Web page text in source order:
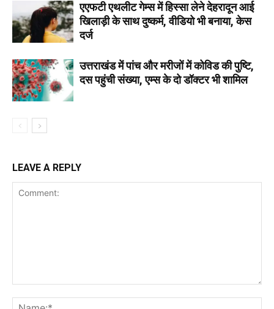
एएफटी एथलीट गेम्स में हिस्सा लेने देहरादून आई
खिलाड़ी के साथ दुष्कर्म, वीडियो भी बनाया, केस
दर्ज
उत्तराखंड में पांच और मरीजों में कोविड की पुष्टि,
दस पहुंची संख्या, एम्स के दो डॉक्टर भी शामिल
LEAVE A REPLY